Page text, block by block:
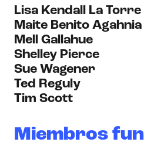
Lisa Kendall La Torre
Maite Benito Agahnia
Mell Gallahue
Shelley Pierce
Sue Wagener
Ted Reguly
Tim Scott
Miembros